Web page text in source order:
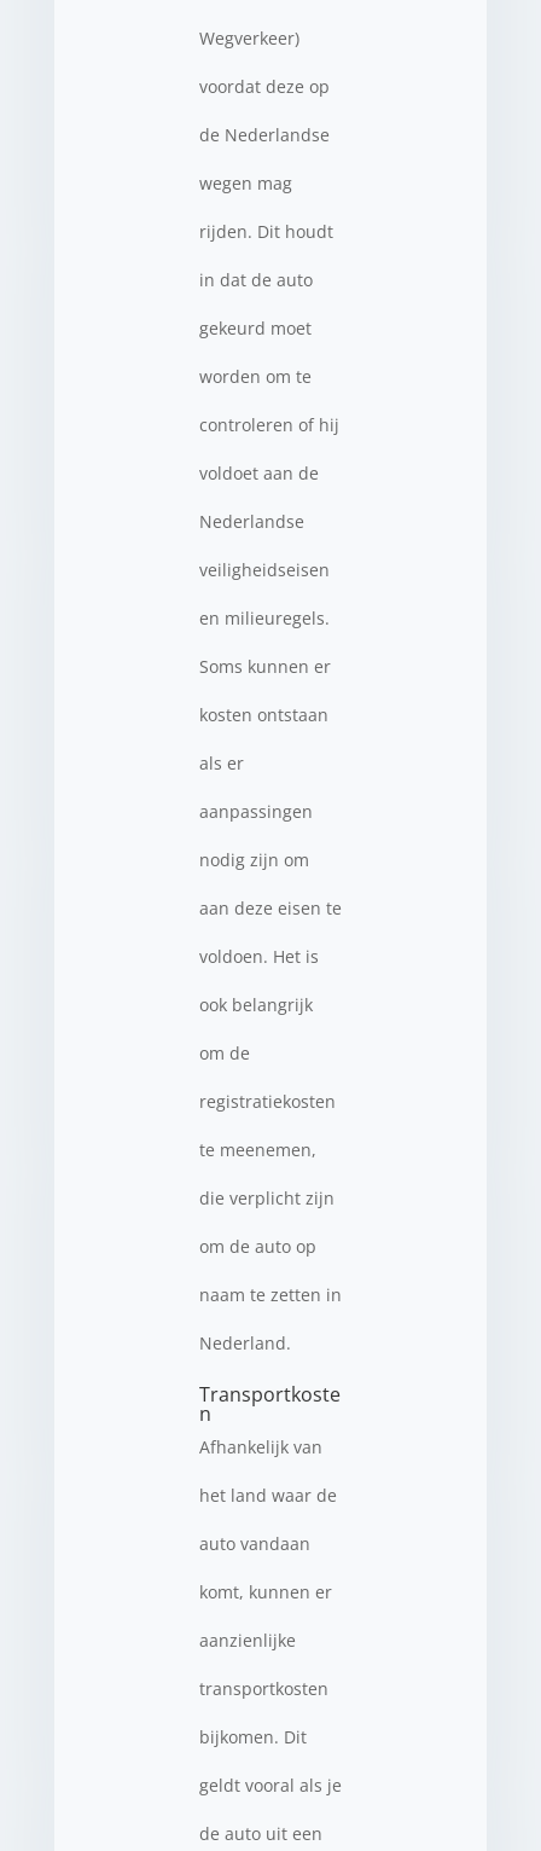
Wegverkeer)
voordat deze op
de Nederlandse
wegen mag
rijden. Dit houdt
in dat de auto
gekeurd moet
worden om te
controleren of hij
voldoet aan de
Nederlandse
veiligheidseisen
en milieuregels.
Soms kunnen er
kosten ontstaan
als er
aanpassingen
nodig zijn om
aan deze eisen te
voldoen. Het is
ook belangrijk
om de
registratiekosten
te meenemen,
die verplicht zijn
om de auto op
naam te zetten in
Nederland.
Transportkoste
n
Afhankelijk van
het land waar de
auto vandaan
komt, kunnen er
aanzienlijke
transportkosten
bijkomen. Dit
geldt vooral als je
de auto uit een